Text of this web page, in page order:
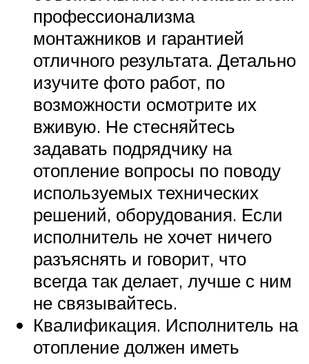
профессионализма
монтажников и гарантией
отличного результата. Детально
изучите фото работ, по
возможности осмотрите их
вживую. Не стесняйтесь
задавать подрядчику на
отопление вопросы по поводу
используемых технических
решений, оборудования. Если
исполнитель не хочет ничего
разъяснять и говорит, что
всегда так делает, лучше с ним
не связывайтесь.
Квалификация. Исполнитель на
отопление должен иметь